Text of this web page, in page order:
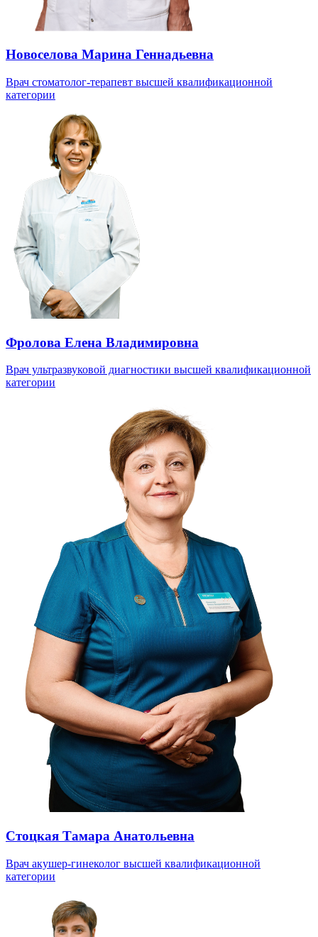
Новоселова Марина Геннадьевна
Врач стоматолог-терапевт высшей квалификационной
категории
Фролова Елена Владимировна
Врач ультразвуковой диагностики высшей квалификационной
категории
Стоцкая Тамара Анатольевна
Врач акушер-гинеколог высшей квалификационной
категории